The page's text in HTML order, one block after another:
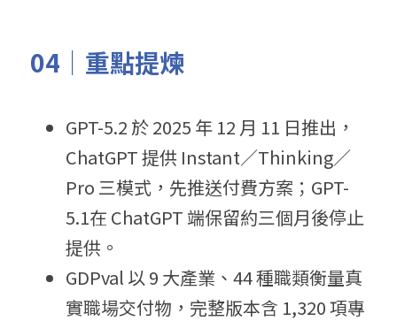
04｜重點提煉
GPT-5.2 於 2025 年 12 月 11 日推出，
ChatGPT 提供 Instant／Thinking／
Pro 三模式，先推送付費方案；GPT-
5.1在 ChatGPT 端保留約三個月後停止
提供。
GDPval 以 9 大產業、44 種職類衡量真
實職場交付物，完整版本含 1,320 項專